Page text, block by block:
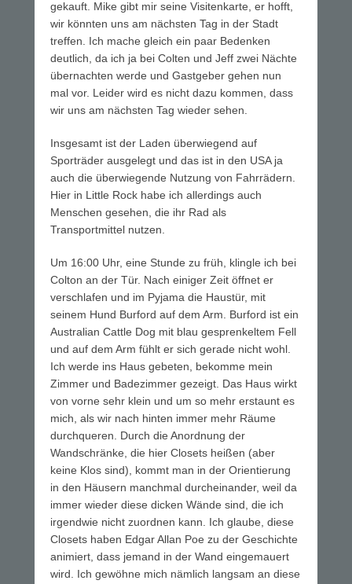
gekauft. Mike gibt mir seine Visitenkarte, er hofft,
wir könnten uns am nächsten Tag in der Stadt
treffen. Ich mache gleich ein paar Bedenken
deutlich, da ich ja bei Colten und Jeff zwei Nächte
übernachten werde und Gastgeber gehen nun
mal vor. Leider wird es nicht dazu kommen, dass
wir uns am nächsten Tag wieder sehen.
Insgesamt ist der Laden überwiegend auf
Sporträder ausgelegt und das ist in den USA ja
auch die überwiegende Nutzung von Fahrrädern.
Hier in Little Rock habe ich allerdings auch
Menschen gesehen, die ihr Rad als
Transportmittel nutzen.
Um 16:00 Uhr, eine Stunde zu früh, klingle ich bei
Colton an der Tür. Nach einiger Zeit öffnet er
verschlafen und im Pyjama die Haustür, mit
seinem Hund Burford auf dem Arm. Burford ist ein
Australian Cattle Dog mit blau gesprenkeltem Fell
und auf dem Arm fühlt er sich gerade nicht wohl.
Ich werde ins Haus gebeten, bekomme mein
Zimmer und Badezimmer gezeigt. Das Haus wirkt
von vorne sehr klein und um so mehr erstaunt es
mich, als wir nach hinten immer mehr Räume
durchqueren. Durch die Anordnung der
Wandschränke, die hier Closets heißen (aber
keine Klos sind), kommt man in der Orientierung
in den Häusern manchmal durcheinander, weil da
immer wieder diese dicken Wände sind, die ich
irgendwie nicht zuordnen kann. Ich glaube, diese
Closets haben Edgar Allan Poe zu der Geschichte
animiert, dass jemand in der Wand eingemauert
wird. Ich gewöhne mich nämlich langsam an diese